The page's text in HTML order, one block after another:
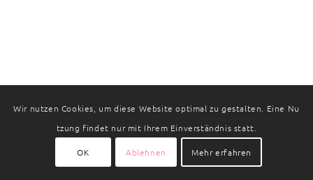
Wir nutzen Cookies, um diese Website optimal zu gestalten. Eine Nu
tzung findet nur mit Ihrem Einverständnis statt.
OK Ablehnen Mehr erfahren